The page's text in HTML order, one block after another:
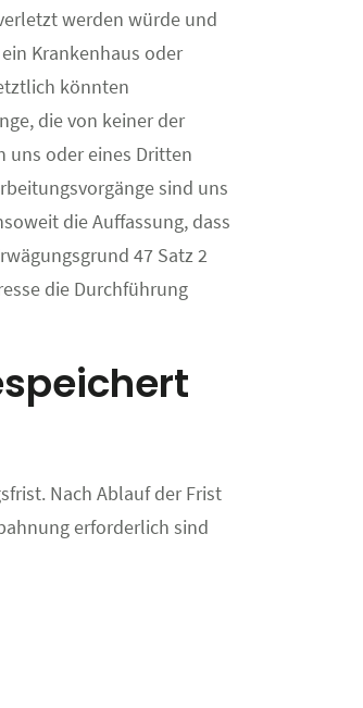
werden würde und
Krankenhaus oder
könnten
die von keiner der
uns oder eines Dritten
sind uns
die Auffassung, dass
47 Satz 2
die Durchführung
Nach Ablauf der Frist
erforderlich sind